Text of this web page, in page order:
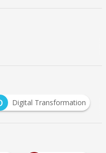
D
Digital Transformation